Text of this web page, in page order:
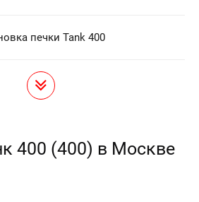
печки Tank 400
400 (400) в Москве